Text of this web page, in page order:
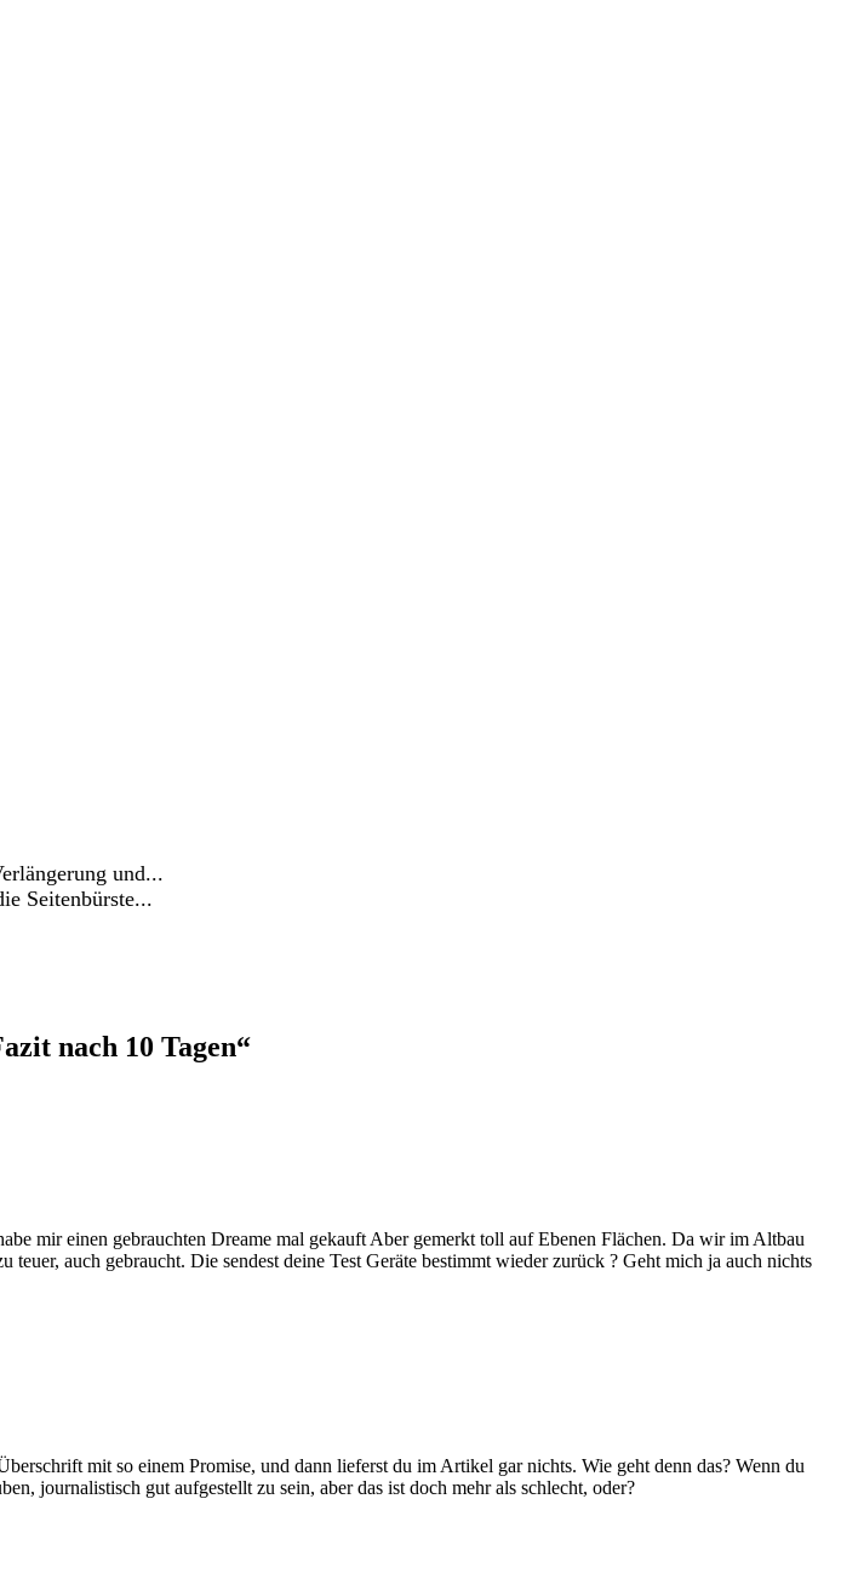
und...
Seitenbürste...
nach 10 Tagen“
mir einen gebrauchten Dreame mal gekauft Aber gemerkt toll auf Ebenen Flächen. Da wir im Altbau
auch gebraucht. Die sendest deine Test Geräte bestimmt wieder zurück ? Geht mich ja auch nichts
mit so einem Promise, und dann lieferst du im Artikel gar nichts. Wie geht denn das? Wenn du
journalistisch gut aufgestellt zu sein, aber das ist doch mehr als schlecht, oder?